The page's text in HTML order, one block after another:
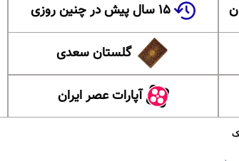
۱۵ سال پیش در چنین روزی
گلستان سعدی
آپارات عصر ایران